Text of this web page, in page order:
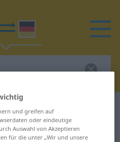
stvoriti
Übersetzung für
und greifen auf
oder eindeutige
Auswahl von Akzeptieren
für die unter „Wir und unsere